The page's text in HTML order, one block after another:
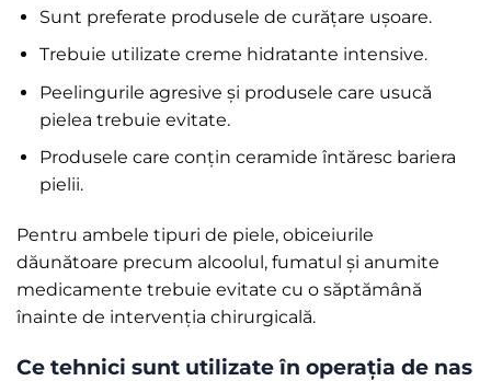
Sunt preferate produsele de curățare ușoare.
Trebuie utilizate creme hidratante intensive.
Peelingurile agresive și produsele care usucă
pielea trebuie evitate.
Produsele care conțin ceramide întăresc bariera
pielii.
Pentru ambele tipuri de piele, obiceiurile
dăunătoare precum alcoolul, fumatul și anumite
medicamente trebuie evitate cu o săptămână
înainte de intervenția chirurgicală.
Ce tehnici sunt utilizate în operația de nas